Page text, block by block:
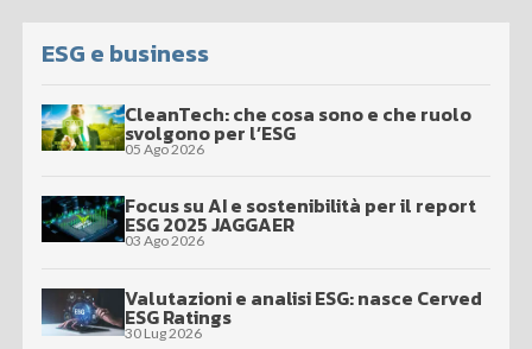
ESG e business
CleanTech: che cosa sono e che ruolo
svolgono per l’ESG
05 Ago 2026
Focus su AI e sostenibilità per il report
ESG 2025 JAGGAER
03 Ago 2026
Valutazioni e analisi ESG: nasce Cerved
ESG Ratings
30 Lug 2026